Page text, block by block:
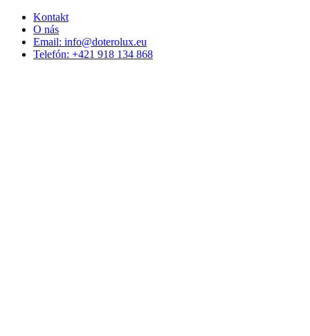
Kontakt
O nás
Email: info@doterolux.eu
Telefón: +421 918 134 868